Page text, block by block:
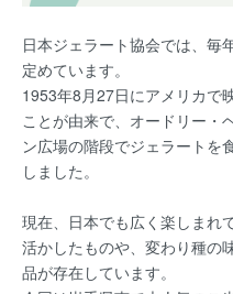
日本ジェラート協会では、毎
定めています。
1953年8月27日にアメリカで
ことが由来で、オードリー・
ン広場の階段でジェラートを
しました。
現在、日本でも広く楽しまれ
活かしたものや、変わり種の
品が存在しています。